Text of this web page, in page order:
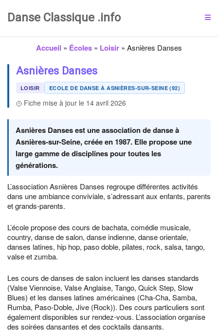
Danse Classique .info
Accueil » Écoles » Loisir » Asnières Danses
Asnières Danses
LOISIR ECOLE DE DANSE À ASNIÈRES-SUR-SEINE (92)
Fiche mise à jour le 14 avril 2026
Asnières Danses est une association de danse à
Asnières-sur-Seine, créée en 1987. Elle propose une
large gamme de disciplines pour toutes les
générations.
L’association Asnières Danses regroupe différentes activités
dans une ambiance conviviale, s’adressant aux enfants, parents
et grands-parents.
L’école propose des cours de bachata, comédie musicale,
country, danse de salon, danse indienne, danse orientale,
danses latines, hip hop, paso doble, pilates, rock, salsa, tango,
valse et zumba.
Les cours de danses de salon incluent les danses standards
(Valse Viennoise, Valse Anglaise, Tango, Quick Step, Slow
Blues) et les danses latines américaines (Cha-Cha, Samba,
Rumba, Paso-Doble, Jive (Rock)). Des cours particuliers sont
également disponibles sur rendez-vous. L’association organise
des soirées dansantes et des cocktails dansants.